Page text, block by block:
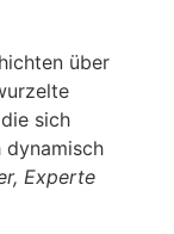
über
sich
dynamisch
Experte